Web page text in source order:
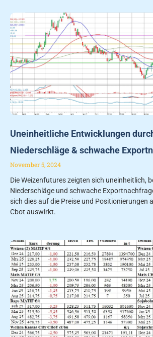
Uneinheitliche Entwicklungen
Niederschläge & schwache
November 5, 2024
Die Weizenfutures zeigten sich uneinheitlich,
Niederschläge und schwache
sich dies auf die Preise und Positionierungen
Cbot auswirkt.